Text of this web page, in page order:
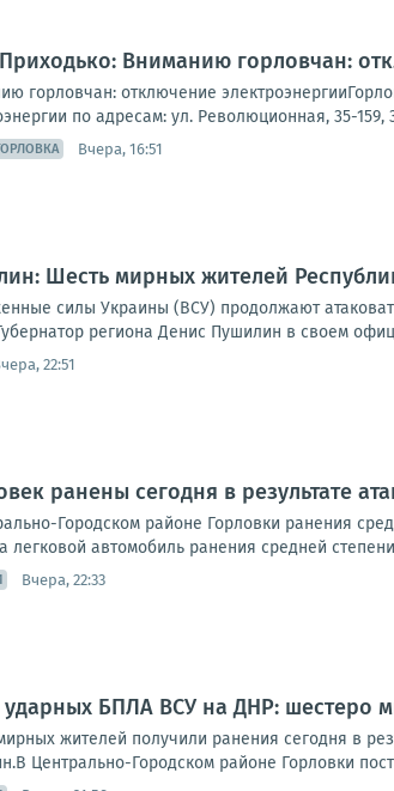
Вниманию горловчан:
горловчан: отключение
по адресам: ул. Революционная, 35-159,
Вчера, 16:51
Шесть мирных жителей
силы Украины (ВСУ) продолжают
региона Денис Пушилин в своем
22:51
ранены сегодня в результате
Городском районе Горловки ранения
легковой автомобиль ранения средней
Вчера, 22:33
ударных БПЛА ВСУ на ДНР: шестеро
жителей получили ранения сегодня в
Центрально-Городском районе Горловки